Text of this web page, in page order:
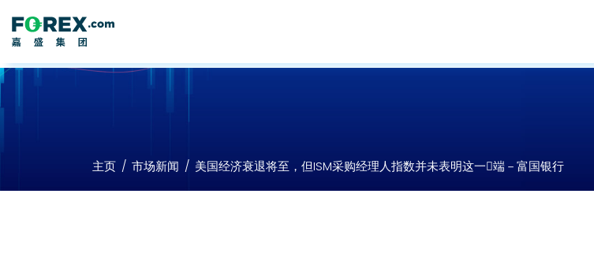
主页 市场新闻 美国经济衰退将至，但ISM采购经理人指数并未表明这一𫔭端－富国银行